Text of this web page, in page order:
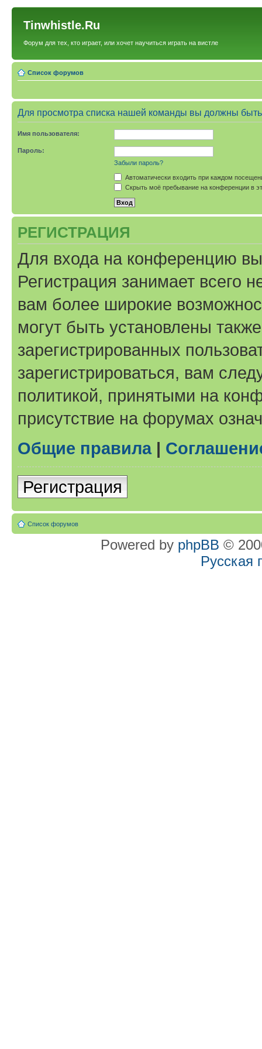
Tinwhistle.Ru
Форум для тех, кто играет, или хочет научиться играть на вистле
Список форумов
Для просмотра списка нашей команды вы должны
Имя пользователя:
Пароль:
Забыли пароль?
Автоматически входить при каждом
Скрыть моё пребывание на конференции в
РЕГИСТРАЦИЯ
Для входа на конференцию
Регистрация занимает всего
вам более широкие
могут быть установлены
зарегистрированных
зарегистрироваться, вам
политикой, принятыми на
присутствие на форумах
Общие правила|
Регистрация
Список форумов
Powered by phpBB ©
Русская